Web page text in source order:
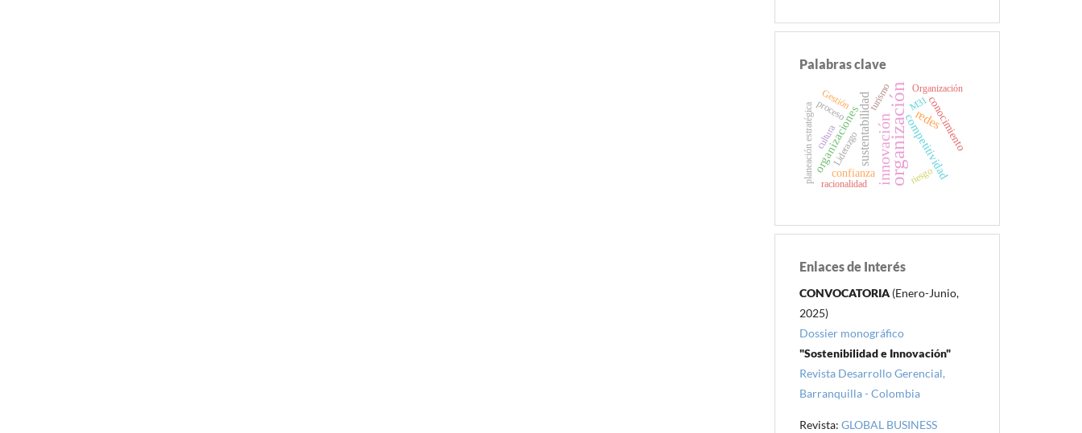
Palabras clave
organización
innovación redes
sustentabilidad competitividad
organizaciones conocimiento
confianza
Organización
proceso
Gestión
Liderazgo
M31
riesgo
cultura
racionalidad
turismo
planeación estratégica
Enlaces de Interés
CONVOCATORIA (Enero-Junio,
2025)
Dossier monográfico
"Sostenibilidad e Innovación"
Revista Desarrollo Gerencial,
Barranquilla - Colombia
Revista: GLOBAL BUSINESS